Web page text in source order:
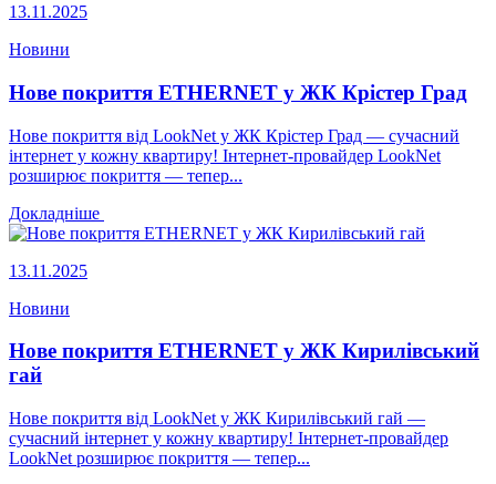
13.11.2025
Новини
Нове покриття ETHERNET у ЖК Крістер Град
Нове покриття від LookNet у ЖК Крістер Град — сучасний
інтернет у кожну квартиру! Інтернет-провайдер LookNet
розширює покриття — тепер...
Докладніше
13.11.2025
Новини
Нове покриття ETHERNET у ЖК Кирилівський
гай
Нове покриття від LookNet у ЖК Кирилівський гай —
сучасний інтернет у кожну квартиру! Інтернет-провайдер
LookNet розширює покриття — тепер...